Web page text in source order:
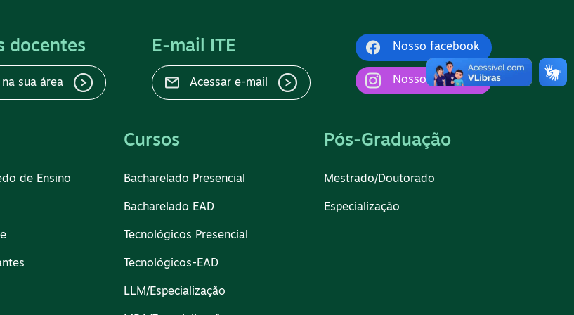
docentes
na sua área
E-mail ITE
Acessar e-mail
Nosso facebook
Nosso Instagram
de Ensino
Cursos
Bacharelado Presencial
Bacharelado EAD
Tecnológicos Presencial
Tecnológicos-EAD
LLM/Especialização
Pós-Graduação
Mestrado/Doutorado
Especialização